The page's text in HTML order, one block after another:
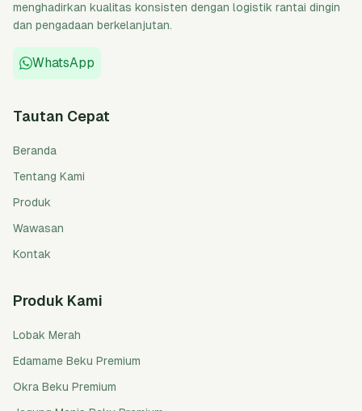
menghadirkan kualitas konsisten dengan logistik rantai dingin
dan pengadaan berkelanjutan.
WhatsApp
Tautan Cepat
Beranda
Tentang Kami
Produk
Wawasan
Kontak
Produk Kami
Lobak Merah
Edamame Beku Premium
Okra Beku Premium